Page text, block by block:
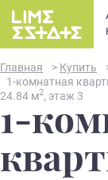
Главная > Купить
1-комнатная
24.84 м2, этаж 3
1-